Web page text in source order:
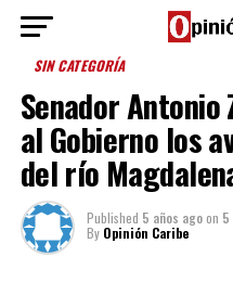
SIN CATEGORÍA
Senador
al Gobierno los
del río
Published 5 años agoon 5
By Opinión Caribe